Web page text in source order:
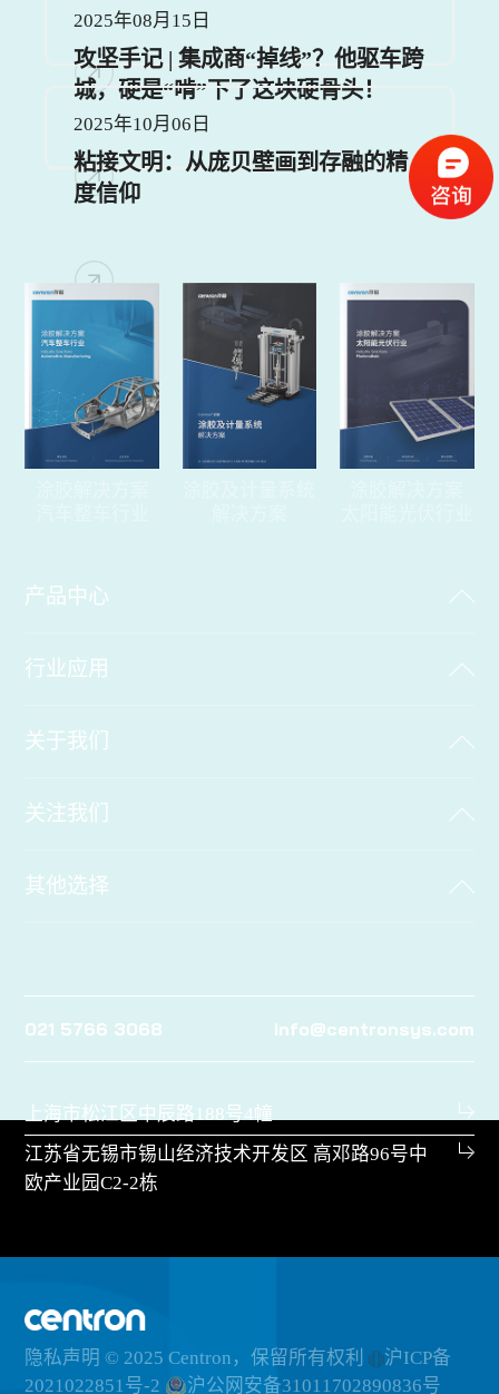
2025年08月15日
攻坚手记 | 集成商“掉线”？他驱车跨
城，硬是“啃”下了这块硬骨头！
2025年10月06日
粘接文明：从庞贝壁画到存融的精
度信仰
产品中心
行业应用
关于我们
关注我们
其他选择
021 5766 3068 info@centronsys.com
上海市松江区中辰路188号4幢
江苏省无锡市锡山经济技术开发区 高邓路96号中
欧产业园C2-2栋
隐私声明 © 2025 Centron，保留所有权利
沪ICP备
2021022851号-2
沪公网安备31011702890836号